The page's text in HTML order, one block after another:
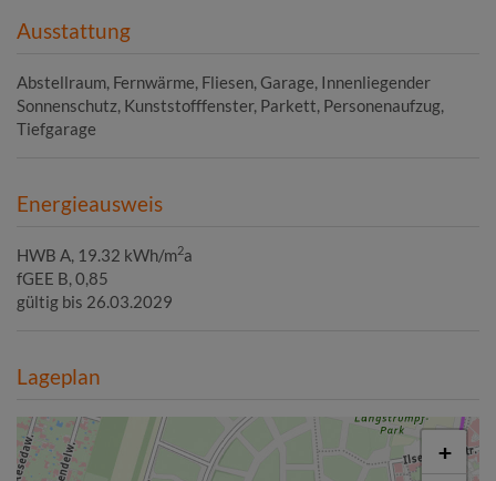
Ausstattung
Abstellraum Fernwärme Fliesen Garage Innenliegender
Sonnenschutz Kunststofffenster Parkett Personenaufzug
Tiefgarage
Energieausweis
HWB A, 19.32 kWh/m2a
fGEE B, 0,85
gültig bis 26.03.2029
Lageplan
+